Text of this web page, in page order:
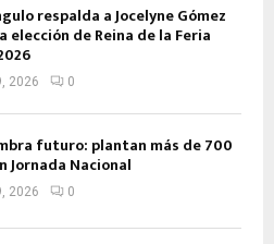
respalda a Jocelyne Gómez
elección de Reina de la Feria
2026 0
futuro: plantan más de 700
Jornada Nacional
2026 0